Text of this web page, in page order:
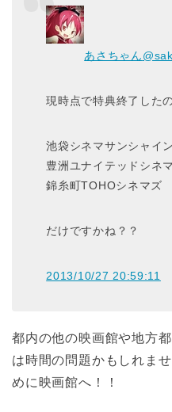
あさちゃん
現時点で特典終了した
池袋シネマサンシャイン
豊洲ユナイテッドシネマ
錦糸町TOHOシネマズ
だけですかね？？
2013/10/27 20:59:11
都内の他の映画館や地方
は時間の問題かもしれま
めに映画館へ！！